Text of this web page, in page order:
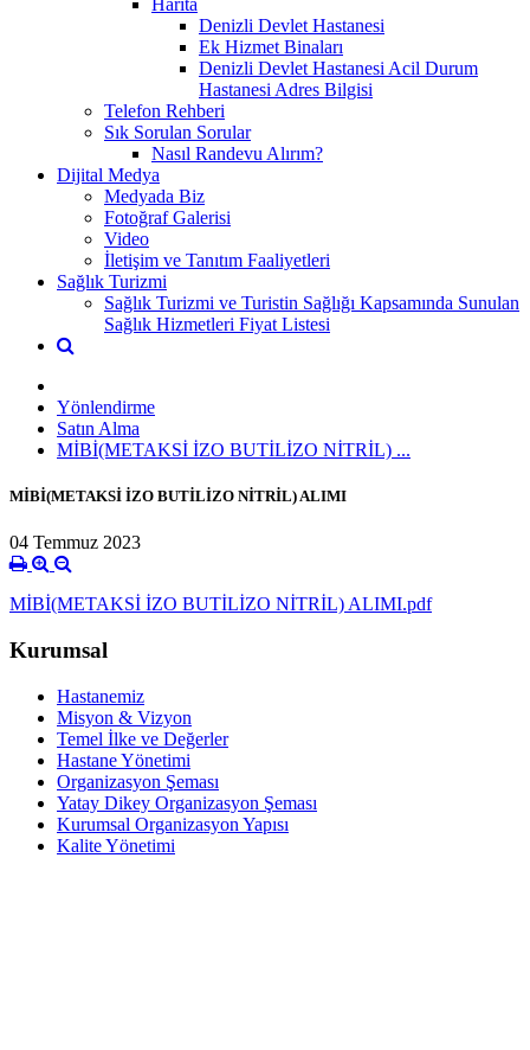
Denizli Devlet Hastanesi
Ek Hizmet Binaları
Denizli Devlet Hastanesi Acil Durum
Hastanesi Adres Bilgisi
Telefon Rehberi
Sık Sorulan Sorular
Nasıl Randevu Alırım?
Dijital Medya
Medyada Biz
Fotoğraf Galerisi
Video
İletişim ve Tanıtım Faaliyetleri
Sağlık Turizmi
Sağlık Turizmi ve Turistin Sağlığı Kapsamında Sunulan
Sağlık Hizmetleri Fiyat Listesi
Yönlendirme
Satın Alma
MİBİ(METAKSİ İZO BUTİLİZO NİTRİL) ...
MİBİ(METAKSİ İZO BUTİLİZO NİTRİL) ALIMI
04 Temmuz 2023
MİBİ(METAKSİ İZO BUTİLİZO NİTRİL) ALIMI.pdf
Kurumsal
Hastanemiz
Misyon & Vizyon
Temel İlke ve Değerler
Hastane Yönetimi
Organizasyon Şeması
Yatay Dikey Organizasyon Şeması
Kurumsal Organizasyon Yapısı
Kalite Yönetimi